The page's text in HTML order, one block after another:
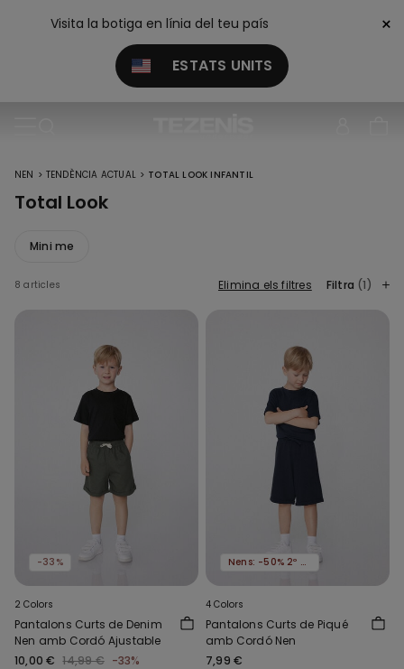
Visita la botiga en línia del teu país
ESTATS UNITS
×
NEN > TENDÈNCIA ACTUAL > TOTAL LOOK INFANTIL
Total Look
Mini me
8 articles Elimina els filtres Filtra (1)
-33%
2 Colors
Pantalons Curts de Denim
Nen amb Cordó Ajustable
10,00 € 14,99 € -33%
Nens: -50% 2º article
4 Colors
Pantalons Curts de Piqué
amb Cordó Nen
7,99 €